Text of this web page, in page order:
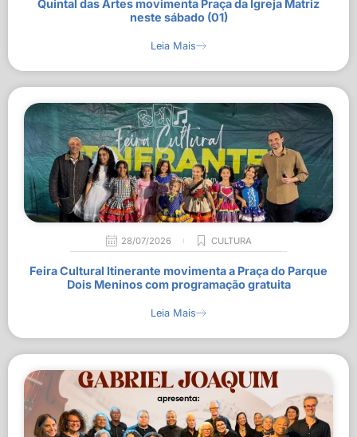
Quintal das Artes movimenta Praça da Igreja Matriz
neste sábado (01)
Leia Mais
28/07/2026 CULTURA
Feira Cultural Itinerante movimenta a Praça do Parque
Dois Meninos com programação gratuita
Leia Mais